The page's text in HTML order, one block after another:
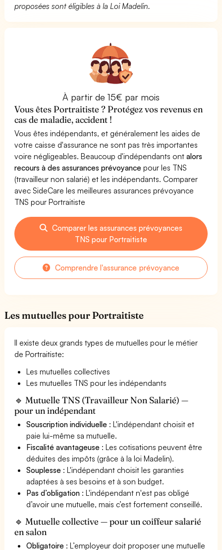
proposées sont éligibles à la Loi Madelin.
À partir de 15€ par mois
Vous êtes Portraitiste ? Protégez vos revenus en
cas de maladie, accident !
Vous êtes indépendants, et généralement les aides de
votre caisse d'assurance ne sont pas très importantes
voire négligeables. Beaucoup d'indépendants ontalors
recours à des assurances prévoyance pour les TNS
(travailleur non salarié) et les indépendants. Comparer
avec SideCare les meilleures assurances prévoyance
TNS pour Portraitiste
Comparer les assurances prévoyances
TNS pour Portraitiste
Comprendre l'assurance prévoyance
Les mutuelles pour Portraitiste
Il existe deux grands types de mutuelles pour le métier
de Portraitiste:
Les mutuelles collectives
Les mutuelles TNS pour les indépendants
🔹 Mutuelle TNS (Travailleur Non Salarié) —
pour un indépendant
Souscription individuelle : L'indépendant choisit et
paie lui-même sa mutuelle.
Fiscalité avantageuse : Les cotisations peuvent être
déduites des impôts (grâce à la loi Madelin).
Souplesse : L'indépendant choisit les garanties
adaptées à ses besoins et à son budget.
Pas d’obligation : L'indépendant n'est pas obligé
d’avoir une mutuelle, mais c’est fortement conseillé.
🔹 Mutuelle collective — pour un coiffeur salarié
en salon
Obligatoire : L’employeur doit proposer une mutuelle